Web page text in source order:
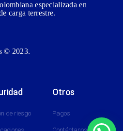
especializada en
carga terrestre.
© 2023.
de riesgo
Otros
Pagos